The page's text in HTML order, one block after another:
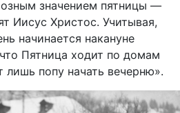
значением пятницы —
Иисус Христос. Учитывая,
начинается накануне
Пятница ходит по домам
лишь попу начать вечерню».